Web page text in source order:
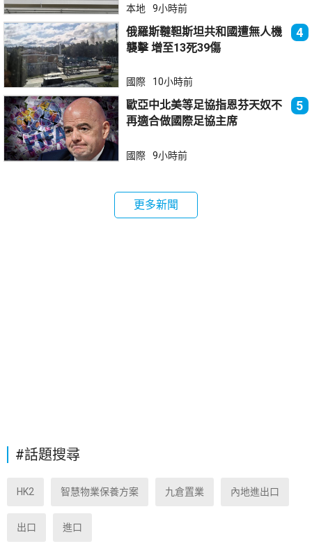
本地 9小時前
俄羅斯韃靼斯坦共和國遭無人機
襲擊 增至13死39傷
4
國際 10小時前
歐亞中北美等足協指恩芬天奴不
再適合做國際足協主席
5
國際 9小時前
更多新聞
#話題搜尋
HK2 智慧物業保養方案 九倉置業 內地進出口
出口 進口